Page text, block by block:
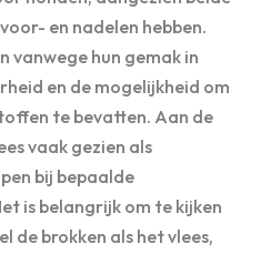
en nadelen hebben.
vanwege hun gemak in
en de mogelijkheid om
te bevatten. Aan de
vaak gezien als
bij bepaalde
is belangrijk om te kijken
de brokken als het vlees,